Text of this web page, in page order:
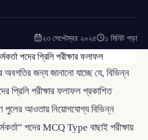
২৩ সেপ্টেম্বর ২০২৫ ১ মিনিট পড়া
অবগতির জন্য জানানো যাচ্ছে যে, বিভিন্ন
প্রিলি পরীক্ষার ফলাফল প্রকাশিত
পুলের আওতায় নিয়োগযোগ্য বিভিন্ন
পদের MCQ Type বাছাই পরীক্ষায়